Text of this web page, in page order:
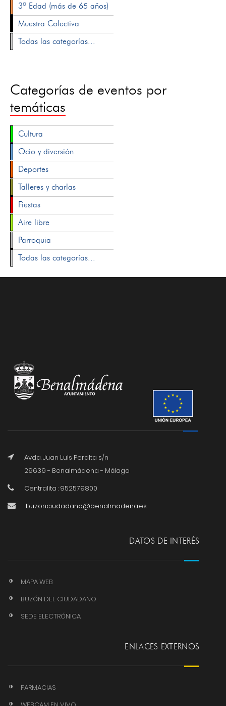
3ª Edad (más de 65 años)
Muestra Colectiva
Todas las categorías...
Categorías de eventos por
temáticas
Cultura
Ocio y diversión
Deportes
Talleres y charlas
Fiestas
Aire libre
Parroquia
Todas las categorías...
Avda. Juan Luis Peralta s/n
29639 - Benalmádena - Málaga
Centralita : 952579800
buzonciudadano@benalmadena.es
DATOS DE INTERÉS
MAPA WEB
BUZÓN DEL CIUDADANO
SEDE ELECTRÓNICA
ENLACES EXTERNOS
FARMACIAS